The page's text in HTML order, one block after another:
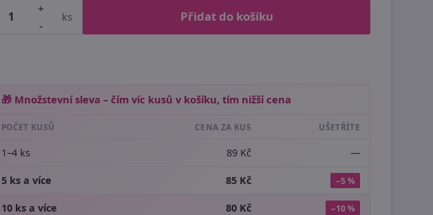
+
-
ks Přidat do košíku
🎁 Množstevní sleva – čím víc kusů v košíku, tím nižší cena
POČET KUSŮ CENA ZA KUS UŠETŘÍTE
1–4 ks 89 Kč —
5 ks a více 85 Kč −5 %
10 ks a více 80 Kč −10 %